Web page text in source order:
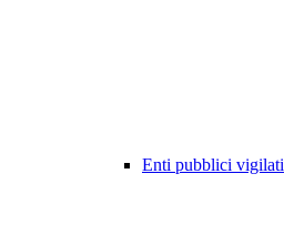
Enti pubblici vigilati